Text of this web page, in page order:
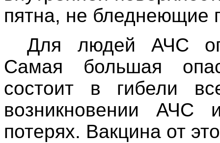
пятна, не бледнеющие
Для людей АЧС
Самая большая
состоит в гибели
возникновении АЧС
потерях. Вакцина от